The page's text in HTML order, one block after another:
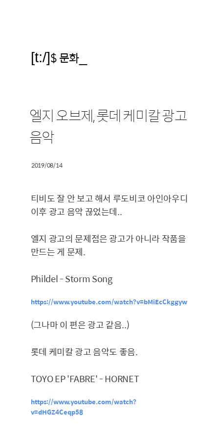
[t:/]$ 문화_
엘지 오브제, 롯데 케미칼 광고
음악
2019/08/14
티비도 잘 안 보고 해서 루도비코 아인아우디
이후 광고 음악 끊었는데..
엘지 광고의 문제점은 광고가 아니라 작품을
만드는 게 문제.
Phildel - Storm Song
https://www.youtube.com/watch?v=bMiEcCkggyw
(그나마 이 편은 광고 같음..)
롯데 케미칼 광고 음악도 좋음.
TOYO EP 'FABRE' - HORNET
https://www.youtube.com/watch?
v=dHGZ4Ceqp58